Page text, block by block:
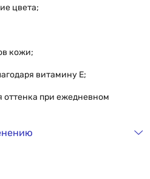
цвета;
кожи;
витамину Е;
оттенка при ежедневном